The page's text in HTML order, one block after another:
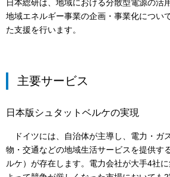
日本総研は、地域における分散型電源の活
地域エネルギー事業の企画・事業化につい
た支援を行います。
主要サービス
日本版シュタットベルケの実現
ドイツには、自治体が主導し、電力・ガ
物・交通などの地域生活サービスを提供す
ルケ）が存在します。電力会社が大手4社